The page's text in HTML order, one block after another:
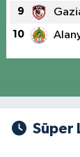
9
10
Süper